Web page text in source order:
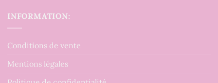
INFORMATION:
Conditions de vente
Mentions légales